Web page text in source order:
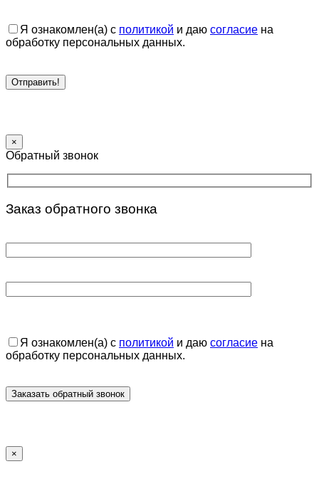
Я ознакомлен(а) с политикой и даю согласие на
обработку персональных данных.
×
Обратный звонок
Заказ обратного звонка
Я ознакомлен(а) с политикой и даю согласие на
обработку персональных данных.
×